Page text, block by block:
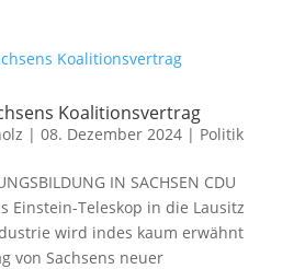
Koalitionsvertrag
| 08. Dezember 2024| Politik
IN SACHSEN CDU
Einstein-Teleskop in die Lausitz
wird indes kaum erwähnt
von Sachsens neuer